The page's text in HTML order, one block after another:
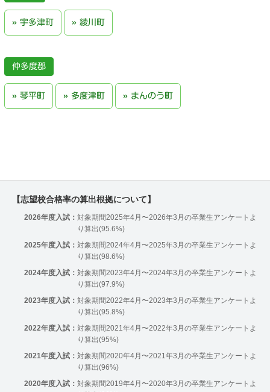
宇多津町 綾川町
仲多度郡
琴平町 多度津町 まんのう町
【志望校合格率の算出根拠について】
2026年度入試： 対象期間2025年4月〜2026年3月の卒業生アンケートよ
り算出(95.6%)
2025年度入試： 対象期間2024年4月〜2025年3月の卒業生アンケートよ
り算出(98.6%)
2024年度入試： 対象期間2023年4月〜2024年3月の卒業生アンケートよ
り算出(97.9%)
2023年度入試： 対象期間2022年4月〜2023年3月の卒業生アンケートよ
り算出(95.8%)
2022年度入試： 対象期間2021年4月〜2022年3月の卒業生アンケートよ
り算出(95%)
2021年度入試： 対象期間2020年4月〜2021年3月の卒業生アンケートよ
り算出(96%)
2020年度入試： 対象期間2019年4月〜2020年3月の卒業生アンケートよ